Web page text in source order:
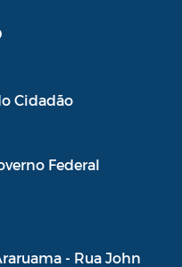
Cidadão
Federal
- Rua John